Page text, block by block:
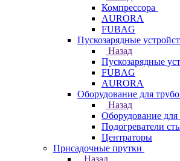
Компрессора
AURORA
FUBAG
Пускозарядные
Назад
Пускозарядные
FUBAG
AURORA
Оборудование для
Назад
Оборудование для
Подогреватели
Центраторы
Присадочные прутки
Назад